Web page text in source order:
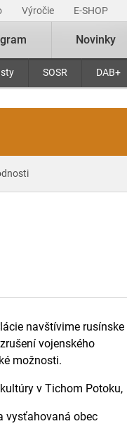
Výročie E-SHOP
SOSR DAB+
Novinky
navštívime rusínske
vojenského
možnosti.
v Tichom Potoku,
vysťahovaná obec